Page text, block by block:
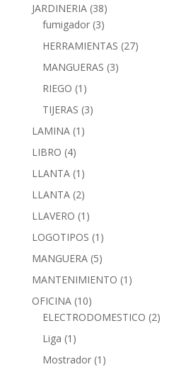
JARDINERIA (38)
fumigador (3)
HERRAMIENTAS (27)
MANGUERAS (3)
RIEGO (1)
TIJERAS (3)
LAMINA (1)
LIBRO (4)
LLANTA (1)
LLANTA (2)
LLAVERO (1)
LOGOTIPOS (1)
MANGUERA (5)
MANTENIMIENTO (1)
OFICINA (10)
ELECTRODOMESTICO (2)
Liga (1)
Mostrador (1)